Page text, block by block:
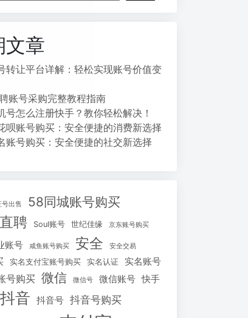
文章
转让平台详解：轻松实现账号价值变
账号采购完整教程指南
号怎么注册快手？教你轻松解决！
呗账号购买：安全便捷的消费新选择
账号购买：安全便捷的社交新选择
号出售 58同城账号购买
聘 Soul账号 世纪佳缘 京东账号购买
账号 咸鱼账号购买 安全 安全交易
实名支付宝账号购买 实名认证 实名账号
号购买 微信 微信号 微信账号 快手
抖音 抖音号 抖音号购买